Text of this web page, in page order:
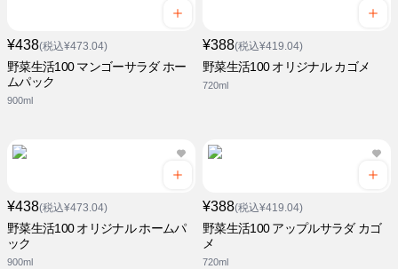
¥438(税込¥473.04)
野菜生活100 マンゴーサラダ ホー
ムパック
900ml
¥388(税込¥419.04)
野菜生活100 オリジナル カゴメ
720ml
¥438(税込¥473.04)
野菜生活100 オリジナル ホームパ
ック
900ml
¥388(税込¥419.04)
野菜生活100 アップルサラダ カゴ
メ
720ml